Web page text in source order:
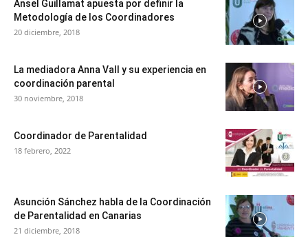
Ansel Guillamat apuesta por definir la
Metodología de los Coordinadores
20 diciembre, 2018
La mediadora Anna Vall y su experiencia en
coordinación parental
30 noviembre, 2018
Coordinador de Parentalidad
18 febrero, 2022
Asunción Sánchez habla de la Coordinación
de Parentalidad en Canarias
21 diciembre, 2018